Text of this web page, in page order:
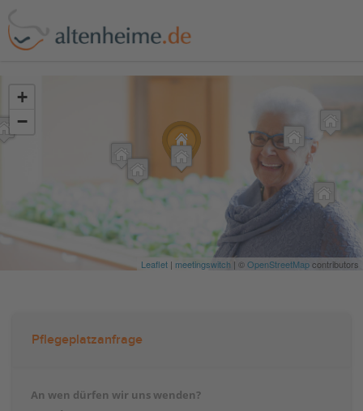
+
−
Leaflet | meetingswitch | ©OpenStreetMapcontributors
Pflegeplatzanfrage
An wen dürfen wir uns wenden?